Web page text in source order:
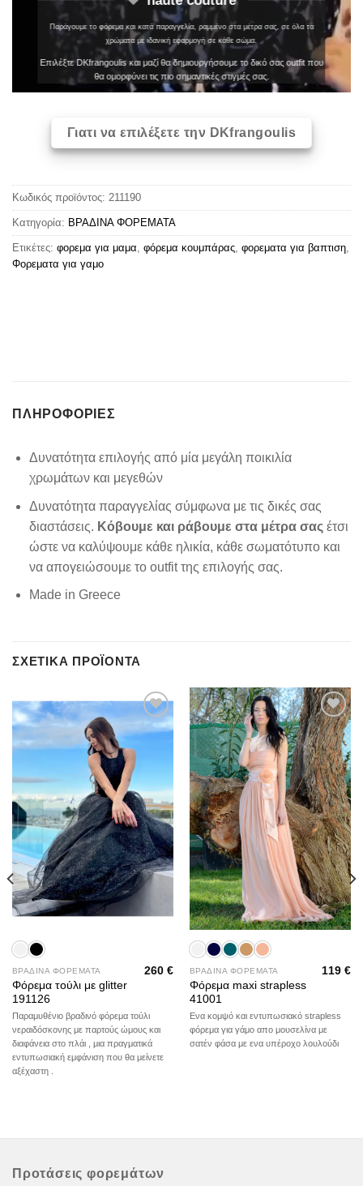
Παράγουμε το φόρεμα και κατά παραγγελία, ραμμένο στα μέτρα σας, σε όλα τα
χρώματα με ιδανική εφαρμογή σε κάθε σώμα.
Επιλέξτε DKfrangoulis και μαζί θα δημιουργήσουμε το δικό σας outfit που
θα ομορφύνει τις πιο σημαντικές στιγμές σας.
Γιατι να επιλέξετε την DKfrangoulis
Κωδικός προϊόντος: 211190
Κατηγορία: ΒΡΑΔΙΝΑ ΦΟΡΕΜΑΤΑ
Ετικέτες: φορεμα για μαμα, φόρεμα κουμπάρας, φορεματα για βαπτιση,
Φορεματα για γαμο
ΠΛΗΡΟΦΟΡΊΕΣ
Δυνατότητα επιλογής από μία μεγάλη ποικιλία
χρωμάτων και μεγεθών
Δυνατότητα παραγγελίας σύμφωνα με τις δικές σας
διαστάσεις. Κόβουμε και ράβουμε στα μέτρα σας έτσι
ώστε να καλύψουμε κάθε ηλικία, κάθε σωματότυπο και
να απογειώσουμε το outfit της επιλογής σας.
Made in Greece
ΣΧΕΤΙΚΆ ΠΡΟΪΌΝΤΑ
Add to
ΒΡΑΔΙΝΑ ΦΟΡΕΜΑΤΑ
Φόρεμα τούλι με glitter
191126
260€
Παραμυθένιο βραδινό φόρεμα τούλι
νεραιδόσκονης με παρτούς ώμους και
διαφάνεια στο πλάι , μια πραγματικά
εντυπωσιακή εμφάνιση που θα μείνετε
αξέχαστη .
Add to
wishlist
ΒΡΑΔΙΝΑ ΦΟΡΕΜΑΤΑ
Φόρεμα maxi strapless
41001
119€
Ενα κομψό και εντυπωσιακό strapless
φόρεμα για γάμο απο μουσελίνα με
σατέν φάσα με ενα υπέροχο λουλούδι
Προτάσεις φορεμάτων